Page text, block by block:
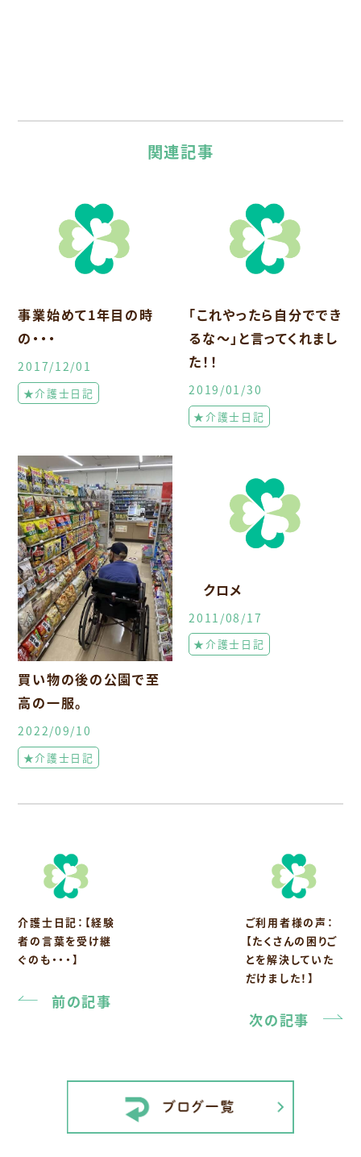
関連記事
事業始めて1年目の時
の・・・
2017/12/01
★介護士日記
「これやったら自分ででき
るな～」と言ってくれまし
た！！
2019/01/30
★介護士日記
買い物の後の公園で至
高の一服。
2022/09/10
★介護士日記
クロメ
2011/08/17
★介護士日記
介護士日記：【経験
者の言葉を受け継
ぐのも・・・】
前の記事
ご利用者様の声：
【たくさんの困りご
とを解決していた
だけました！】
次の記事